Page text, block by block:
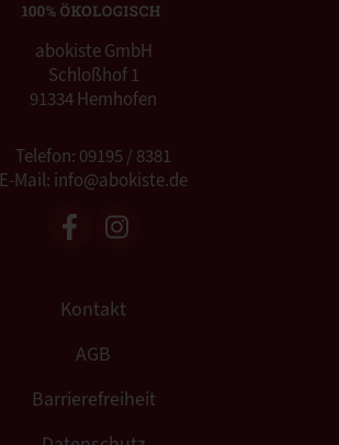
abokiste GmbH
Schloßhof 1
91334 Hemhofen
Telefon: 09195 / 8381
E-Mail: info@abokiste.de
Kontakt
AGB
Barrierefreiheit